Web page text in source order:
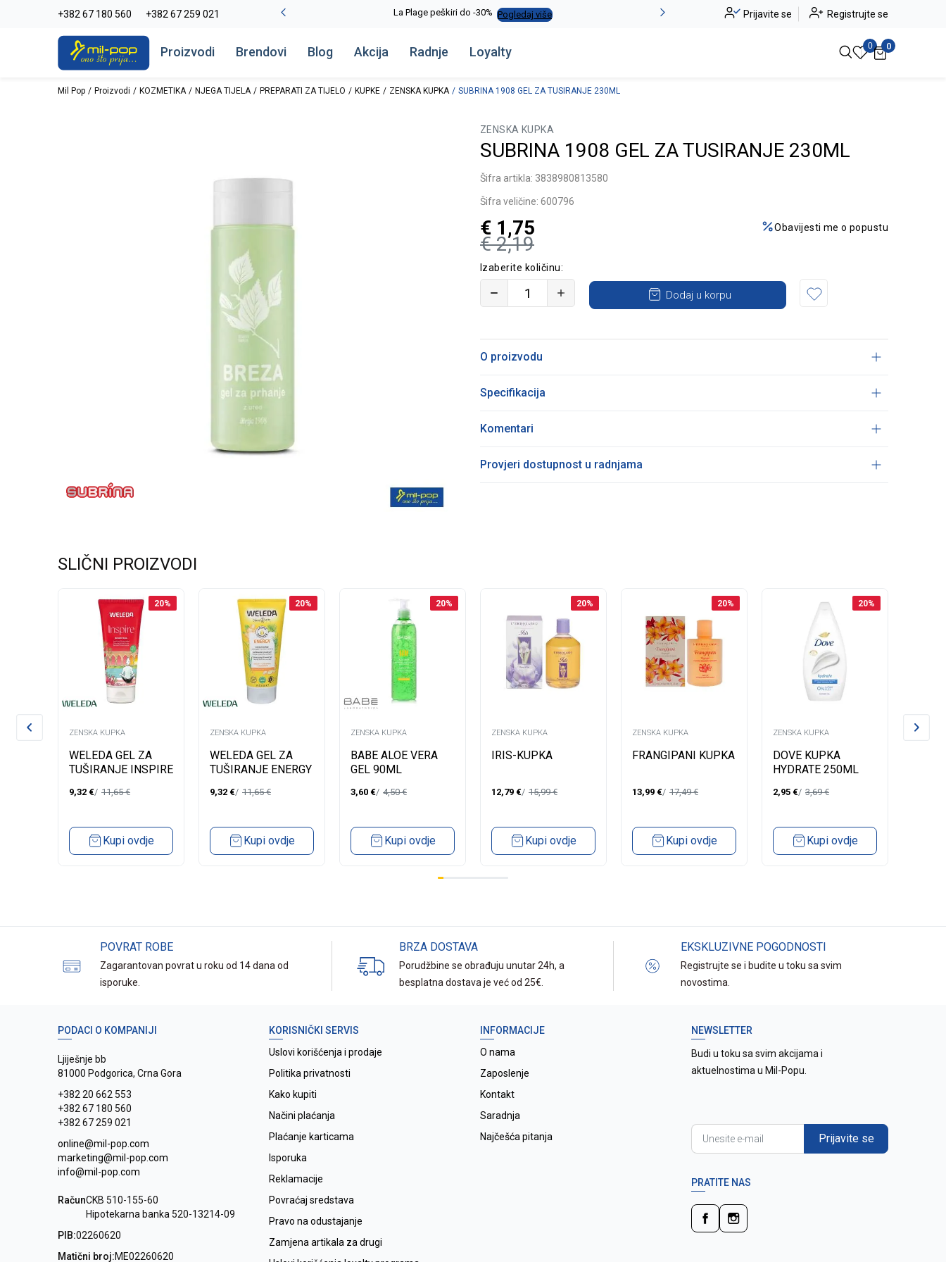
+382 67 180 560 +382 67 259 021
-20% na kompletan asortiman Pogledaj više La Plage peškiri do -30% Pogledaj više Alma Ras do -50% Pogledaj više
Prijavite se Registrujte se
Proizvodi Brendovi Blog Akcija Radnje Loyalty 0 0
Mil Pop Proizvodi KOZMETIKA NJEGA TIJELA PREPARATI ZA TIJELO KUPKE ZENSKA KUPKA SUBRINA 1908 GEL ZA TUSIRANJE 230ML
ZENSKA KUPKA
SUBRINA 1908 GEL ZA TUSIRANJE 230ML
Šifra artikla: 3838980813580
Šifra veličine: 600796
€ 2,19
€ 1,75 Obavijesti me o popustu
Izaberite količinu:
Dodaj u korpu
O proizvodu
Specifikacija
Komentari
Provjeri dostupnost u radnjama
SLIČNI PROIZVODI
20%
ZENSKA KUPKA
WELEDA GEL ZA
TUŠIRANJE INSPIRE
9,32 € 11,65€
Kupi ovdje
20%
ZENSKA KUPKA
WELEDA GEL ZA
TUŠIRANJE ENERGY
9,32 € 11,65€
Kupi ovdje
20%
ZENSKA KUPKA
BABE ALOE VERA
GEL 90ML
3,60 € 4,50€
Kupi ovdje
20%
ZENSKA KUPKA
IRIS-KUPKA
12,79 € 15,99€
Kupi ovdje
20%
ZENSKA KUPKA
FRANGIPANI KUPKA
13,99 € 17,49€
Kupi ovdje
20%
ZENSKA KUPKA
DOVE KUPKA
HYDRATE 250ML
2,95 € 3,69€
Kupi ovdje
ZENSKA
POVRAT ROBE
Zagarantovan povrat u roku od 14 dana od
isporuke.
BRZA DOSTAVA
Porudžbine se obrađuju unutar 24h, a
besplatna dostava je već od 25€.
EKSKLUZIVNE POGODNOSTI
Registrujte se i budite u toku sa svim
novostima.
PODACI O KOMPANIJI
Ljiješnje bb
81000 Podgorica, Crna Gora
+382 20 662 553
+382 67 180 560
+382 67 259 021
online@mil-pop.com
marketing@mil-pop.com
info@mil-pop.com
RačunCKB 510-155-60
Hipotekarna banka 520-13214-09
PIB:02260620
Matični broj:ME02260620
KORISNIČKI SERVIS
Uslovi korišćenja i prodaje
Politika privatnosti
Kako kupiti
Načini plaćanja
Plaćanje karticama
Isporuka
Reklamacije
Povraćaj sredstava
Pravo na odustajanje
Zamjena artikala za drugi
INFORMACIJE
O nama
Zaposlenje
Kontakt
Saradnja
Najčešća pitanja
NEWSLETTER
Budi u toku sa svim akcijama i
aktuelnostima u Mil-Popu.
Prijavite se
PRATITE NAS